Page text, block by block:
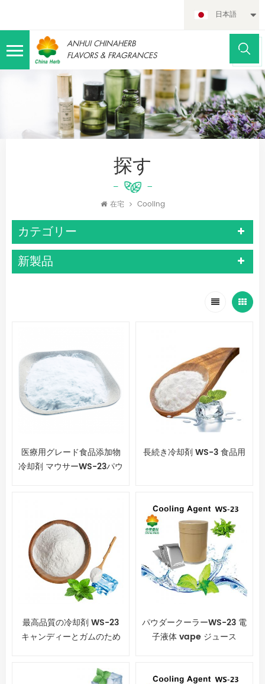
日本語
ANHUI CHINAHERB
FLAVORS & FRAGRANCES
探す
在宅 Cooling
カテゴリー
新製品
医療用グレード食品添加物
冷却剤 マウサーWS-23パウ
長続き冷却剤 WS-3 食品用
最高品質の冷却剤 WS-23
キャンディーとガムのため
パウダークーラーWS-23 電
子液体 vape ジュース